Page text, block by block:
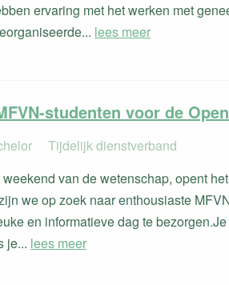
ervaring met het werken met
lees meer
studenten voor de
Tijdelijk dienstverband
van de wetenschap, opent
we op zoek naar enthousiaste
en informatieve dag te
je... lees meer